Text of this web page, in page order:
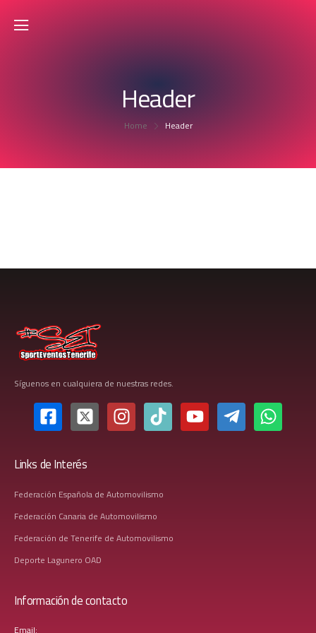
Header
Home Header
Síguenos en cualquiera de nuestras redes.
Links de Interés
Federación Española de Automovilismo
Federación Canaria de Automovilismo
Federación de Tenerife de Automovilismo
Deporte Lagunero OAD
Información de contacto
Email: